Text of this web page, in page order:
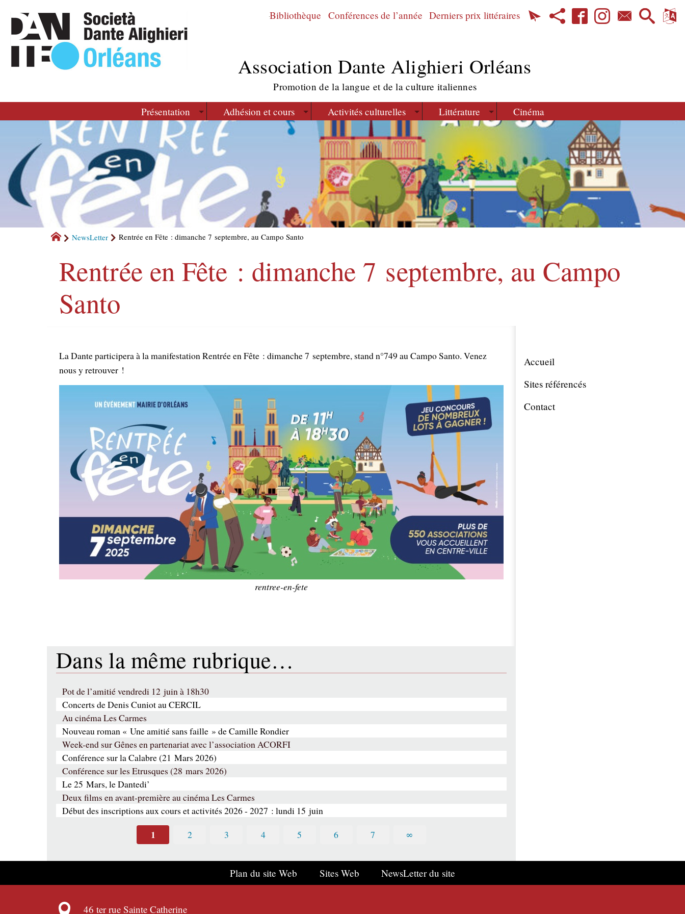
Bibliothèque Conférences de l’année Derniers prix littéraires
Association Dante Alighieri Orléans
Promotion de la langue et de la culture italiennes
Présentation
Adhésion et cours Activités culturelles Littérature Cinéma
NewsLetter Rentrée en Fête : dimanche 7 septembre, au Campo Santo
Rentrée en Fête : dimanche 7 septembre, au Campo
Santo
La Dante participera à la manifestation Rentrée en Fête : dimanche 7 septembre, stand n°749 au Campo Santo. Venez
nous y retrouver !
rentree-en-fete
Dans la même rubrique…
Pot de l’amitié vendredi 12 juin à 18h30
Concerts de Denis Cuniot au CERCIL
Au cinéma Les Carmes
Nouveau roman « Une amitié sans faille » de Camille Rondier
Week-end sur Gênes en partenariat avec l’association ACORFI
Conférence sur la Calabre (21 Mars 2026)
Conférence sur les Etrusques (28 mars 2026)
Le 25 Mars, le Dantedi’
Deux films en avant-première au cinéma Les Carmes
Début des inscriptions aux cours et activités 2026 - 2027 : lundi 15 juin
1 2 3 4 5 6 7 ∞
Accueil
Sites référencés
Contact
Plan du site Web Sites Web NewsLetter du site
46 ter rue Sainte Catherine